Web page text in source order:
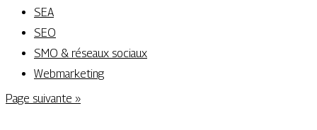
SEA
SEO
SMO & réseaux sociaux
Webmarketing
Page suivante »